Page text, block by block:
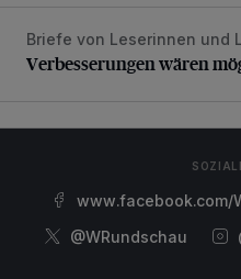
Verbesserungen wären
Briefe von Leserinnen und
Verbesserungen wären
www.facebook.com/
@WRundschau